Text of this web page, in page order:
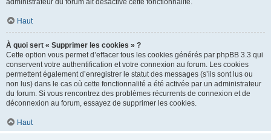
administrateur du forum ait désactivé cette fonctionnalité.
Haut
À quoi sert « Supprimer les cookies » ?
Cette option vous permet d’effacer tous les cookies générés par phpBB 3.3 qui
conservent votre authentification et votre connexion au forum. Les cookies
permettent également d’enregistrer le statut des messages (s’ils sont lus ou
non lus) dans le cas où cette fonctionnalité a été activée par un administrateur
du forum. Si vous rencontrez des problèmes récurrents de connexion et de
déconnexion au forum, essayez de supprimer les cookies.
Haut